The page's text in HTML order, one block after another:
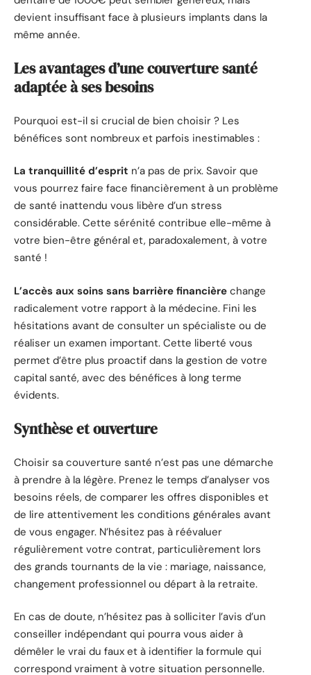
devient insuffisant face à plusieurs implants dans la
même année.
Les avantages d’une couverture santé
adaptée à ses besoins
Pourquoi est-il si crucial de bien choisir ? Les
bénéfices sont nombreux et parfois inestimables :
La tranquillité d’esprit n’a pas de prix. Savoir que
vous pourrez faire face financièrement à un problème
de santé inattendu vous libère d’un stress
considérable. Cette sérénité contribue elle-même à
votre bien-être général et, paradoxalement, à votre
santé !
L’accès aux soins sans barrière financière change
radicalement votre rapport à la médecine. Fini les
hésitations avant de consulter un spécialiste ou de
réaliser un examen important. Cette liberté vous
permet d’être plus proactif dans la gestion de votre
capital santé, avec des bénéfices à long terme
évidents.
Synthèse et ouverture
Choisir sa couverture santé n’est pas une démarche
à prendre à la légère. Prenez le temps d’analyser vos
besoins réels, de comparer les offres disponibles et
de lire attentivement les conditions générales avant
de vous engager. N’hésitez pas à réévaluer
régulièrement votre contrat, particulièrement lors
des grands tournants de la vie : mariage, naissance,
changement professionnel ou départ à la retraite.
En cas de doute, n’hésitez pas à solliciter l’avis d’un
conseiller indépendant qui pourra vous aider à
démêler le vrai du faux et à identifier la formule qui
correspond vraiment à votre situation personnelle.